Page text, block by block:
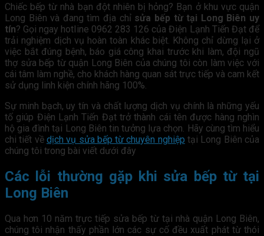
Chiếc bếp từ nhà bạn đột nhiên bị hỏng? Bạn ở khu vực quận
Long Biên và đang tìm địa chỉ sửa bếp từ tại Long Biên uy
tín? Gọi ngay hotline 0962 283 126 của Điện Lạnh Tiến Đạt để
trải nghiệm dịch vụ hoàn toàn khác biệt. Không chỉ dừng lại ở
việc bắt đúng bệnh, báo giá công khai trước khi làm, đội ngũ
thợ sửa bếp từ quận Long Biên của chúng tôi còn làm việc với
cái tâm làm nghề, cho khách hàng quan sát trực tiếp và cam kết
sử dụng linh kiện chính hãng 100%.
Sự minh bạch, uy tín và chất lượng dịch vụ chính là những yếu
tố giúp Điện Lạnh Tiến Đạt trở thành cái tên được hàng nghìn
hộ gia đình tại Long Biên tin tưởng lựa chọn. Hãy cùng tìm hiểu
chi tiết về dịch vụ sửa bếp từ chuyên nghiệp tại Long Biên của
chúng tôi trong bài viết dưới đây
Các lỗi thường gặp khi sửa bếp từ tại
Long Biên
Qua hơn 10 năm trực tiếp sửa bếp từ tại nhà quận Long Biên,
chúng tôi nhận thấy phần lớn các sự cố đều xuất phát từ thói